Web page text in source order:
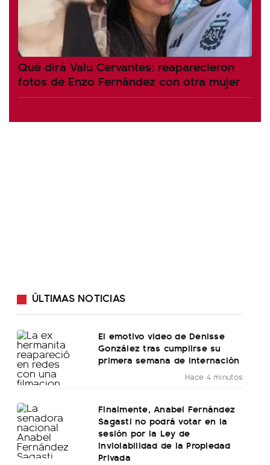
Qué dirá Valu Cervantes: reaparecieron
fotos de Enzo Fernández con otra mujer
ÚLTIMAS NOTICIAS
El emotivo video de Denisse
González tras cumplirse su
primera semana de internación
Hace 4 minutos
Finalmente, Anabel Fernández
Sagasti no podrá votar en la
sesión por la Ley de
Inviolabilidad de la Propiedad
Privada